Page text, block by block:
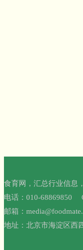
食育网，汇总行业信息
电话：010-68869850
邮箱：
地址：北京市海淀区西